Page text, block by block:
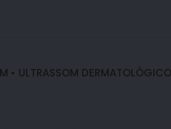
• ULTRASSOM